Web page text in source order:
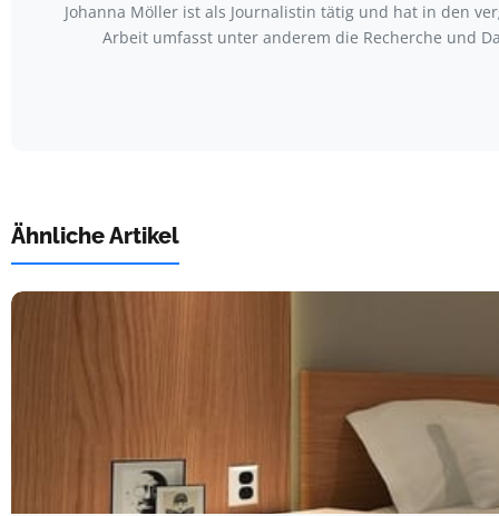
Johanna Möller ist als Journalistin tätig und hat in den
Arbeit umfasst unter anderem die Recherche und
Ähnliche Artikel